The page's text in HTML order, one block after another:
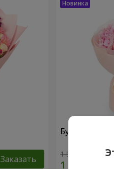
Заказать
Букет "El
1 952 грн